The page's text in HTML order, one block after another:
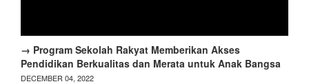
→ Program Sekolah Rakyat Memberikan Akses
Pendidikan Berkualitas dan Merata untuk Anak Bangsa
DECEMBER 04, 2022